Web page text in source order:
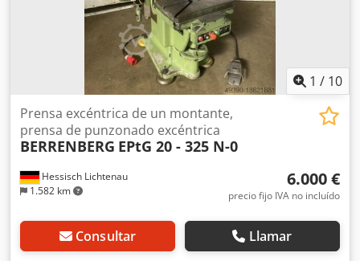
1 / 10
Hessisch Lichtenau
1.582 km
Prensa excéntrica de un montante,
prensa de punzonado excéntrica
BERRENBERG EPtG 20 - 325 N-0
6.000 €
precio fijo IVA no incluído
Consultar Llamar